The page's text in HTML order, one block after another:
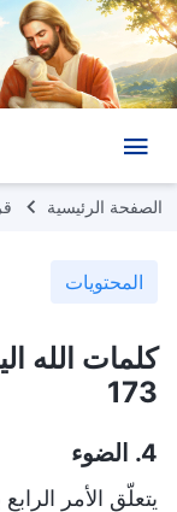
الصفحة الرئيسية
المحتويات
كلمات الله
173
4. الضوء
يتعلّق الأمر